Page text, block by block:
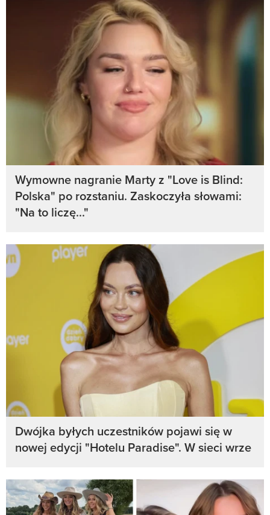
Wymowne nagranie Marty z "Love is Blind:
Polska" po rozstaniu. Zaskoczyła słowami:
"Na to liczę..."
Dwójka byłych uczestników pojawi się w
nowej edycji "Hotelu Paradise". W sieci wrze